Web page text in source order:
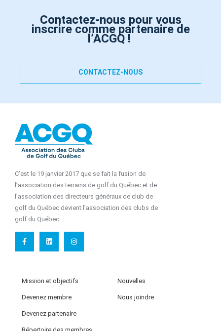
Contactez-nous pour vous
inscrire comme partenaire de
l’ACGQ !
CONTACTEZ-NOUS
C’est le 19 janvier 2017 que se fait la fusion de
l’association des terrains de golf du Québec et de
l’association des directeurs généraux de club de
golf du Québec devient l’association des clubs de
golf du Québec.
Mission et objectifs
Devenez membre
Devenez partenaire
Nouvelles
Nous joindre